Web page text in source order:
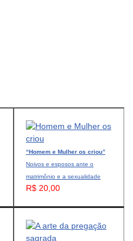
“Homem e Mulher os criou”
Noivos e esposos ante o
matrimônio e a sexualidade
R$ 20,00